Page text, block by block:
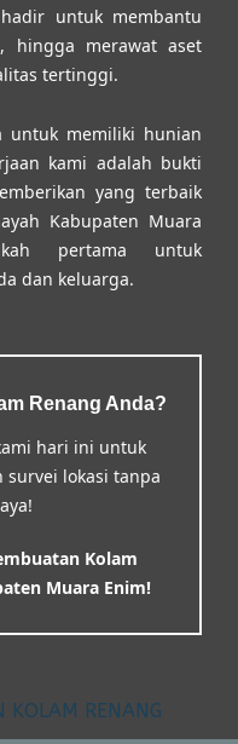
untuk membantu
hingga merawat aset
tertinggi.
untuk memiliki hunian
kami adalah bukti
yang terbaik
Kabupaten Muara
pertama untuk
dan keluarga.
Renang Anda?
hari ini untuk
survei lokasi tanpa
Kolam
Muara Enim!
KOLAM RENANG